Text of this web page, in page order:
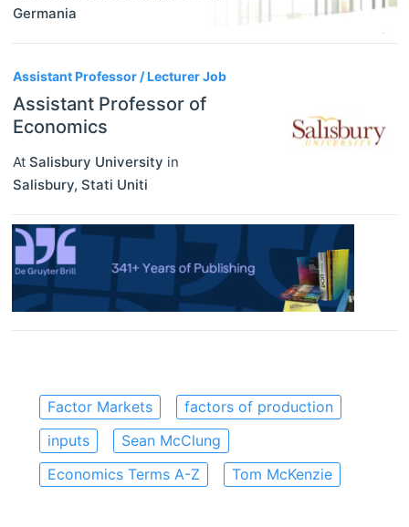
Germania
Assistant Professor / Lecturer Job
Assistant Professor of
Economics
At Salisbury University in
Salisbury, Stati Uniti
Factor Markets
factors of production
inputs
Sean McClung
Economics Terms A-Z
Tom McKenzie